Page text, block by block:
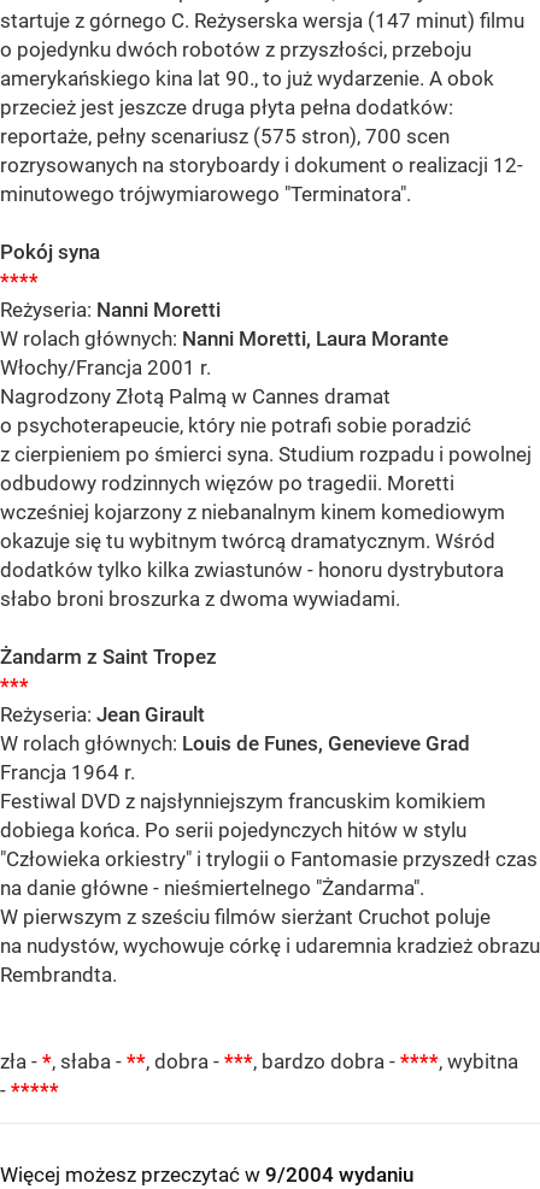
startuje z górnego C. Reżyserska wersja (147 minut) filmu
o pojedynku dwóch robotów z przyszłości, przeboju
amerykańskiego kina lat 90., to już wydarzenie. A obok
przecież jest jeszcze druga płyta pełna dodatków:
reportaże, pełny scenariusz (575 stron), 700 scen
rozrysowanych na storyboardy i dokument o realizacji 12-
minutowego trójwymiarowego "Terminatora".
Pokój syna
****
Reżyseria: Nanni Moretti
W rolach głównych: Nanni Moretti, Laura Morante
Włochy/Francja 2001 r.
Nagrodzony Złotą Palmą w Cannes dramat
o psychoterapeucie, który nie potrafi sobie poradzić
z cierpieniem po śmierci syna. Studium rozpadu i powolnej
odbudowy rodzinnych więzów po tragedii. Moretti
wcześniej kojarzony z niebanalnym kinem komediowym
okazuje się tu wybitnym twórcą dramatycznym. Wśród
dodatków tylko kilka zwiastunów - honoru dystrybutora
słabo broni broszurka z dwoma wywiadami.
Żandarm z Saint Tropez
***
Reżyseria: Jean Girault
W rolach głównych: Louis de Funes, Genevieve Grad
Francja 1964 r.
Festiwal DVD z najsłynniejszym francuskim komikiem
dobiega końca. Po serii pojedynczych hitów w stylu
"Człowieka orkiestry" i trylogii o Fantomasie przyszedł czas
na danie główne - nieśmiertelnego "Żandarma".
W pierwszym z sześciu filmów sierżant Cruchot poluje
na nudystów, wychowuje córkę i udaremnia kradzież obrazu
Rembrandta.
zła - *, słaba - **, dobra - ***, bardzo dobra - ****, wybitna
- *****
Więcej możesz przeczytać w 9/2004 wydaniu